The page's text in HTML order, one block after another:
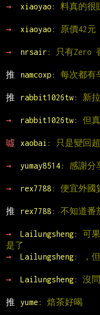
→
xiaoyao : 料真的很
→
xiaoyao : 原價42元
→
nrsair : 只有Zero
推
namcoxp : 每次都有
推
rabbit1026tw: 新拉
→
rabbit1026tw: 但真
噓
xaobai : 只是變回
→
yumay8514: 感謝分
→
rex7788 : 便宜外國
推
rex7788 : 不知道番
→
Lailungsheng: 可果
是了
→
Lailungsheng: ，
→
Lailungsheng: 沒
推
yume : 焙茶好喝